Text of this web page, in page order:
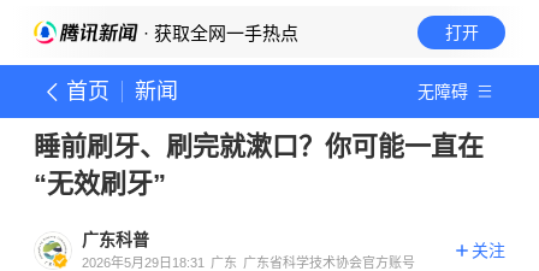
· 获取全网一手热点 打开
首页 新闻 无障碍
睡前刷牙、刷完就漱口？你可能一直在
“无效刷牙”
广东科普
2026年5月29日18:31 广东 广东省科学技术协会官方账号
关注